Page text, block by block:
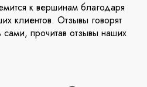
к вершинам благодаря
клиентов. Отзывы говорят
прочитав отзывы наших